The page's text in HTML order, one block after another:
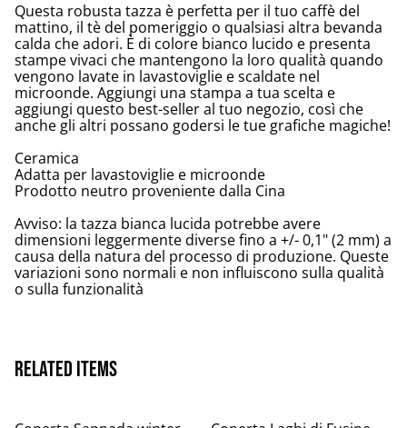
Questa robusta tazza è perfetta per il tuo caffè del
mattino, il tè del pomeriggio o qualsiasi altra bevanda
calda che adori. È di colore bianco lucido e presenta
stampe vivaci che mantengono la loro qualità quando
vengono lavate in lavastoviglie e scaldate nel
microonde. Aggiungi una stampa a tua scelta e
aggiungi questo best-seller al tuo negozio, così che
anche gli altri possano godersi le tue grafiche magiche!
Ceramica
Adatta per lavastoviglie e microonde
Prodotto neutro proveniente dalla Cina
Avviso: la tazza bianca lucida potrebbe avere
dimensioni leggermente diverse fino a +/- 0,1" (2 mm) a
causa della natura del processo di produzione. Queste
variazioni sono normali e non influiscono sulla qualità
o sulla funzionalità
Related items